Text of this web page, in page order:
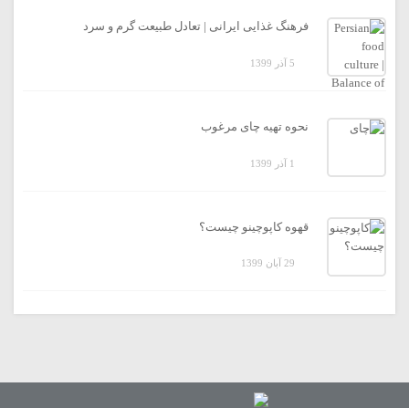
فرهنگ غذایی ایرانی | تعادل طبیعت گرم و سرد
5 آذر 1399
نحوه تهیه چای مرغوب
1 آذر 1399
قهوه کاپوچینو چیست؟
29 آبان 1399